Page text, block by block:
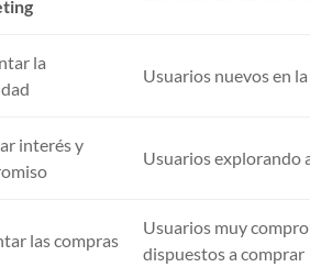
la
Usuarios nuevos en
interés y
Usuarios explorando
las compras
Usuarios muy
dispuestos a comprar